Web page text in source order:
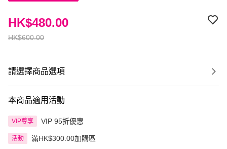
HK$600.00
HK$480.00
請選擇商品選項
本商品適用活動
VIP尊享 VIP 95折優惠
活動 滿HK$300.00加購區